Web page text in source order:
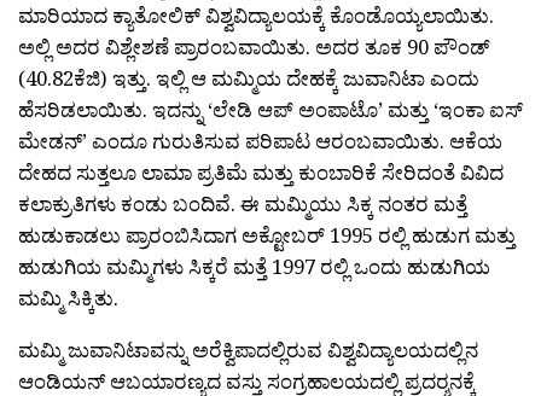
ಮಾರಿಯಾದ ಕ್ಯಾತೋಲಿಕ್ ವಿಶ್ವವಿದ್ಯಾಲಯಕ್ಕೆ ಕೊಂಡೊಯ್ಯಲಾಯಿತು.
ಅಲ್ಲಿ ಅದರ ವಿಶ್ಲೇಶಣೆ ಪ್ರಾರಂಬವಾಯಿತು. ಅದರ ತೂಕ 90 ಪೌಂಡ್
(40.82ಕೆಜಿ) ಇತ್ತು. ಇಲ್ಲಿ ಆ ಮಮ್ಮಿಯ ದೇಹಕ್ಕೆ ಜುವಾನಿಟಾ ಎಂದು
ಹೆಸರಿಡಲಾಯಿತು. ಇದನ್ನು ‘ಲೇಡಿ ಆಪ್ ಅಂಪಾಟೊ’ ಮತ್ತು ‘ಇಂಕಾ ಐಸ್
ಮೇಡನ್’ ಎಂದೂ ಗುರುತಿಸುವ ಪರಿಪಾಟ ಆರಂಬವಾಯಿತು. ಆಕೆಯ
ದೇಹದ ಸುತ್ತಲೂ ಲಾಮಾ ಪ್ರತಿಮೆ ಮತ್ತು ಕುಂಬಾರಿಕೆ ಸೇರಿದಂತೆ ವಿವಿದ
ಕಲಾಕ್ರುತಿಗಳು ಕಂಡು ಬಂದಿವೆ. ಈ ಮಮ್ಮಿಯು ಸಿಕ್ಕ ನಂತರ ಮತ್ತೆ
ಹುಡುಕಾಡಲು ಪ್ರಾರಂಬಿಸಿದಾಗ ಅಕ್ಟೋಬರ್ 1995 ರಲ್ಲಿ ಹುಡುಗ ಮತ್ತು
ಹುಡುಗಿಯ ಮಮ್ಮಿಗಳು ಸಿಕ್ಕರೆ ಮತ್ತೆ 1997 ರಲ್ಲಿ ಒಂದು ಹುಡುಗಿಯ
ಮಮ್ಮಿ ಸಿಕ್ಕಿತು.
ಮಮ್ಮಿ ಜುವಾನಿಟಾವನ್ನು ಅರೆಕ್ವಿಪಾದಲ್ಲಿರುವ ವಿಶ್ವವಿದ್ಯಾಲಯದಲ್ಲಿನ
ಆಂಡಿಯನ್ ಆಬಯಾರಣ್ಯದ ವಸ್ತು ಸಂಗ್ರಹಾಲಯದಲ್ಲಿ ಪ್ರದರ‍್ಶನಕ್ಕೆ